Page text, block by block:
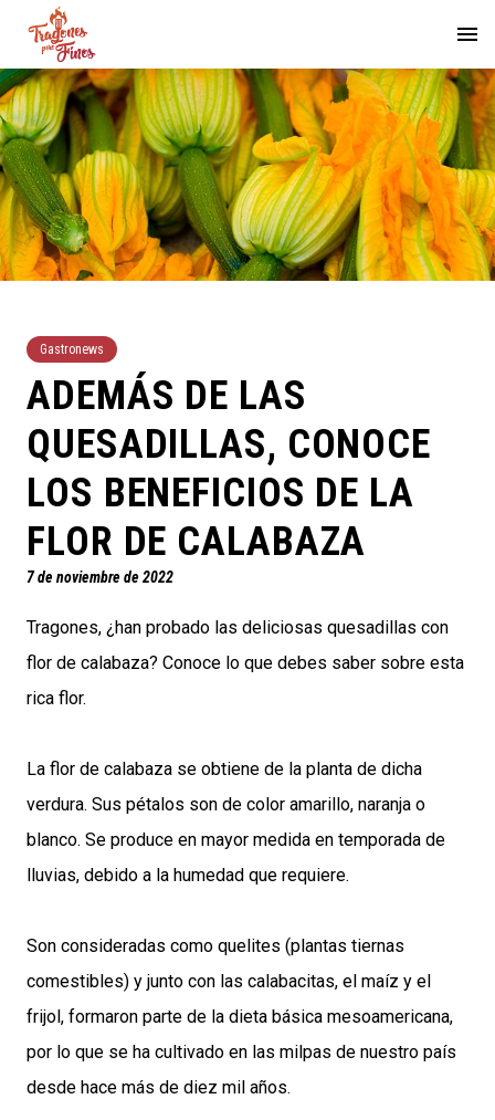
Gastronews
ADEMÁS DE LAS
QUESADILLAS, CONOCE
LOS BENEFICIOS DE LA
FLOR DE CALABAZA
7 de noviembre de 2022
Tragones, ¿han probado las deliciosas quesadillas con
flor de calabaza? Conoce lo que debes saber sobre esta
rica flor.
La flor de calabaza se obtiene de la planta de dicha
verdura. Sus pétalos son de color amarillo, naranja o
blanco. Se produce en mayor medida en temporada de
lluvias, debido a la humedad que requiere.
Son consideradas como quelites (plantas tiernas
comestibles) y junto con las calabacitas, el maíz y el
frijol, formaron parte de la dieta básica mesoamericana,
por lo que se ha cultivado en las milpas de nuestro país
desde hace más de diez mil años.